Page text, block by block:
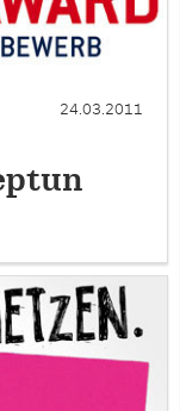
24.03.2011